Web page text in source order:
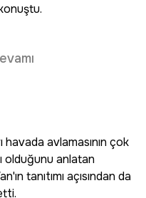
havada avlamasının çok
olduğunu anlatan
tanıtımı açısından da